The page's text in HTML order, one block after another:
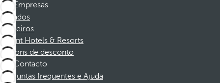
Empresas
Afiliados
Parceiros
Dorint Hotels & Resorts
Cupons de desconto
Contacto
Perguntas frequentes e Ajuda